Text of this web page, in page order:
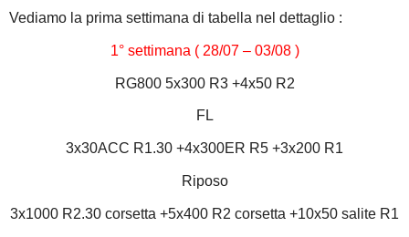
Vediamo la prima settimana di tabella nel dettaglio :
1° settimana ( 28/07 – 03/08 )
RG800 5x300 R3 +4x50 R2
FL
3x30ACC R1.30 +4x300ER R5 +3x200 R1
Riposo
3x1000 R2.30 corsetta +5x400 R2 corsetta +10x50 salite R1